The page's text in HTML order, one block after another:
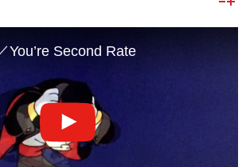
You’re Second Rate